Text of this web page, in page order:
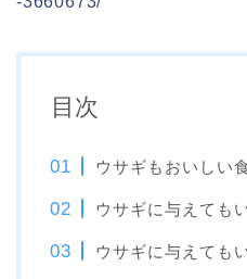
目次
ウサギもおいしい
ウサギに与えても
ウサギに与えても